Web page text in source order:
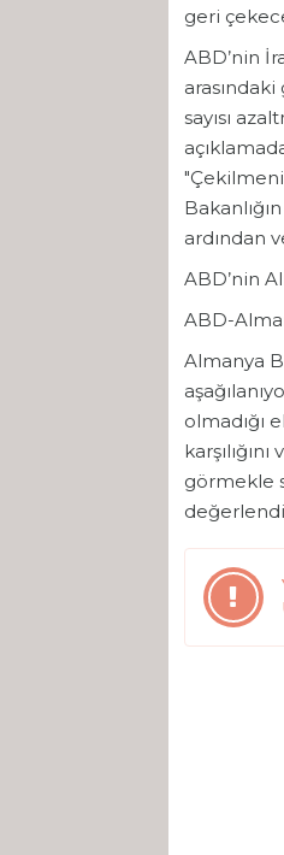
geri
ABD’nin
sayısı
ardından
ABD’nin
ABD-
Almanya
olmadığı
görmekle